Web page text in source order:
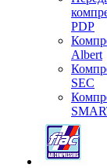
PDP
Albert
SEC